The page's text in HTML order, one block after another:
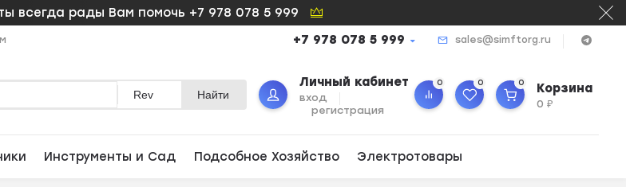
всегда рады Вам помочь +7 978 078 5 999
+7 978 078 5 999 sales@simftorg.ru
Rev Найти
Личный кабинет
вход
регистрация
0 0 0 Корзина
0₽
Инструменты и Сад Подсобное Хозяйство Электротовары